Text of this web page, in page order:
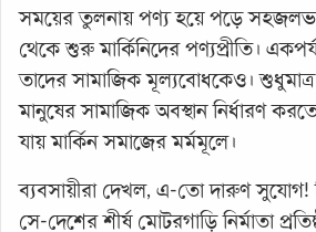
সময়ের তুলনায় পণ্য হয়ে পড়ে
থেকে শুরু মার্কিনিদের পণ্যপ্রীতি।
তাদের সামাজিক মূল্যবোধকেও।
মানুষের সামাজিক অবস্থান নির্ধারণ
যায় মার্কিন সমাজের মর্মমূলে।
ব্যবসায়ীরা দেখল, এ-তো দারুণ সুযোগ!
সে-দেশের শীর্ষ মোটরগাড়ি নির্মাতা